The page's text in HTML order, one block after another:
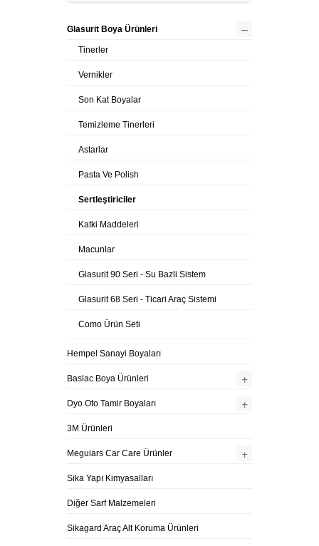
Glasurit Boya Ürünleri –
Tinerler
Vernikler
Son Kat Boyalar
Temizleme Tinerleri
Astarlar
Pasta Ve Polish
Sertleştiriciler
Katki Maddeleri
Macunlar
Glasurit 90 Seri - Su Bazli Sistem
Glasurit 68 Seri - Ticari Araç Sistemi
Como Ürün Seti
Hempel Sanayi Boyaları
Baslac Boya Ürünleri +
Dyo Oto Tamir Boyaları +
3M Ürünleri
Meguiars Car Care Ürünler +
Sika Yapı Kimyasalları
Diğer Sarf Malzemeleri
Sikagard Araç Alt Koruma Ürünleri